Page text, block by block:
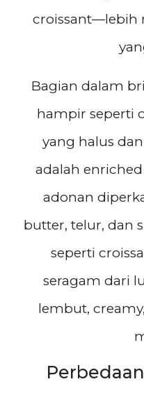
croissant—lebih
Bagian dalam
hampir seperti
yang halus
adalah
adonan
butter, telur, dan
seperti
seragam dari
lembut,